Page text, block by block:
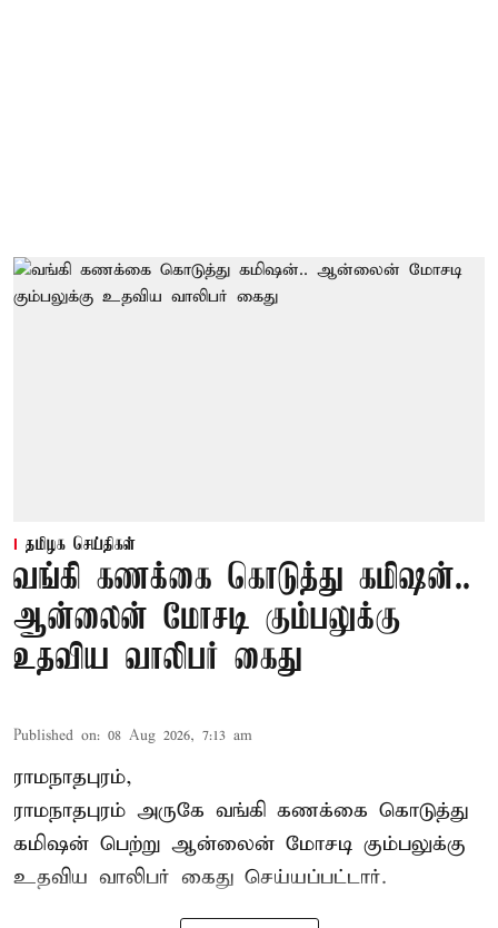
தமிழக செய்திகள்
வங்கி கணக்கை கொடுத்து கமிஷன்..
ஆன்லைன் மோசடி கும்பலுக்கு
உதவிய வாலிபர் கைது
Published on: 08 Aug 2026, 7:13 am
ராமநாதபுரம்,
ராமநாதபுரம் அருகே வங்கி கணக்கை கொடுத்து
கமிஷன் பெற்று ஆன்லைன் மோசடி கும்பலுக்கு
உதவிய வாலிபர் கைது செய்யப்பட்டார்.